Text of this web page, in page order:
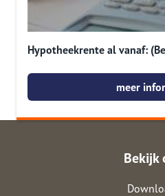
Hypotheekrente al vanaf:
meer
Bekijk